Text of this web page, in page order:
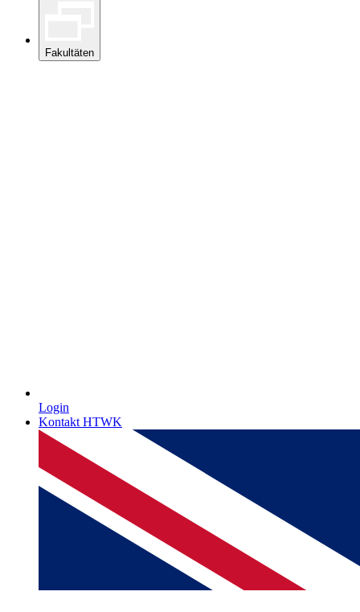
Fakultäten
Login
Kontakt HTWK